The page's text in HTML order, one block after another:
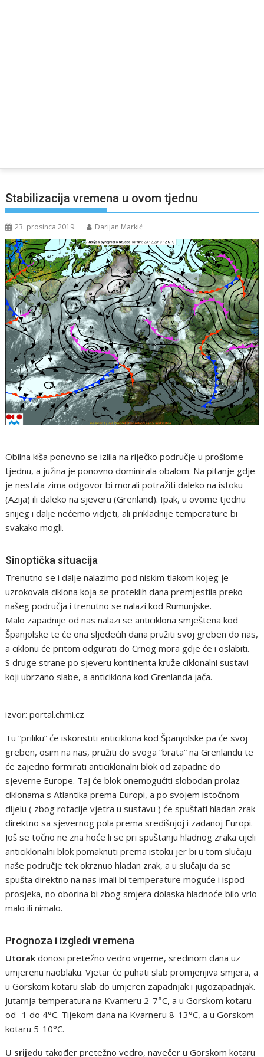
Stabilizacija vremena u ovom tjednu
23. prosinca 2019. Darijan Markić
Obilna kiša ponovno se izlila na riječko područje u prošlome
tjednu, a južina je ponovno dominirala obalom. Na pitanje gdje
je nestala zima odgovor bi morali potražiti daleko na istoku
(Azija) ili daleko na sjeveru (Grenland). Ipak, u ovome tjednu
snijeg i dalje nećemo vidjeti, ali prikladnije temperature bi
svakako mogli.
Sinoptička situacija
Trenutno se i dalje nalazimo pod niskim tlakom kojeg je
uzrokovala ciklona koja se proteklih dana premjestila preko
našeg područja i trenutno se nalazi kod Rumunjske.
Malo zapadnije od nas nalazi se anticiklona smještena kod
Španjolske te će ona sljedećih dana pružiti svoj greben do nas,
a ciklonu će pritom odgurati do Crnog mora gdje će i oslabiti.
S druge strane po sjeveru kontinenta kruže ciklonalni sustavi
koji ubrzano slabe, a anticiklona kod Grenlanda jača.
izvor: portal.chmi.cz
Tu “priliku” će iskoristiti anticiklona kod Španjolske pa će svoj
greben, osim na nas, pružiti do svoga “brata” na Grenlandu te
će zajedno formirati anticiklonalni blok od zapadne do
sjeverne Europe. Taj će blok onemogućiti slobodan prolaz
ciklonama s Atlantika prema Europi, a po svojem istočnom
dijelu ( zbog rotacije vjetra u sustavu ) će spuštati hladan zrak
direktno sa sjevernog pola prema središnjoj i zadanoj Europi.
Još se točno ne zna hoće li se pri spuštanju hladnog zraka cijeli
anticiklonalni blok pomaknuti prema istoku jer bi u tom slučaju
naše područje tek okrznuo hladan zrak, a u slučaju da se
spušta direktno na nas imali bi temperature moguće i ispod
prosjeka, no oborina bi zbog smjera dolaska hladnoće bilo vrlo
malo ili nimalo.
Prognoza i izgledi vremena
Utorak donosi pretežno vedro vrijeme, sredinom dana uz
umjerenu naoblaku. Vjetar će puhati slab promjenjiva smjera, a
u Gorskom kotaru slab do umjeren zapadnjak i jugozapadnjak.
Jutarnja temperatura na Kvarneru 2-7°C, a u Gorskom kotaru
od -1 do 4°C. Tijekom dana na Kvarneru 8-13°C, a u Gorskom
kotaru 5-10°C.
U srijedu također pretežno vedro, navečer u Gorskom kotaru